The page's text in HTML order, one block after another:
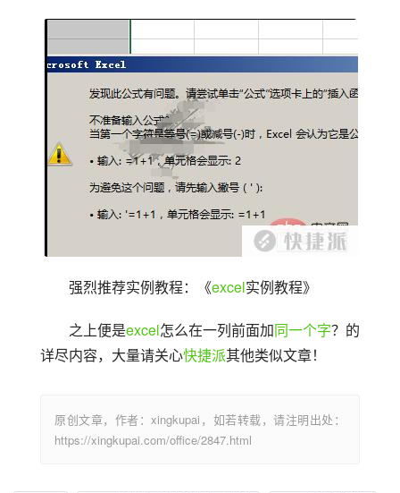
强烈推荐实例教程：《excel实例教程》
之上便是excel怎么在一列前面加同一个字？的
详尽内容，大量请关心快捷派其他类似文章！
原创文章，作者：xingkupai，如若转载，请注明出处：
https://xingkupai.com/office/2847.html